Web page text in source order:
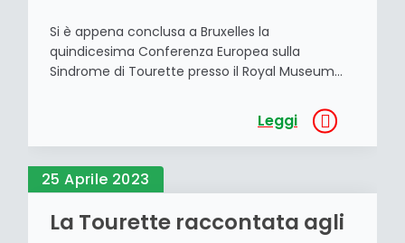
Si è appena conclusa a Bruxelles la
quindicesima Conferenza Europea sulla
Sindrome di Tourette presso il Royal Museum
(European Society for the Study of Tourette
Sindrome) e da TTAG (Tics and Tourette Across
the Globe) hanno preso parte medici,
ricercatori, scienziati e numerose associazioni di
pazienti provenienti […]
Leggi
25 Aprile 2023
La Tourette raccontata agli